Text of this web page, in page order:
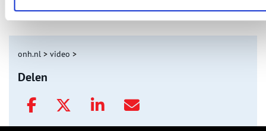
onh.nl > video >
Delen